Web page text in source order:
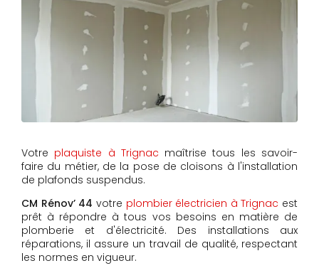
Votre plaquiste à Trignac maîtrise tous les savoir-
faire du métier, de la pose de cloisons à l'installation
de plafonds suspendus.
CM Rénov’ 44 votre plombier électricien à Trignac est
prêt à répondre à tous vos besoins en matière de
plomberie et d'électricité. Des installations aux
réparations, il assure un travail de qualité, respectant
les normes en vigueur.